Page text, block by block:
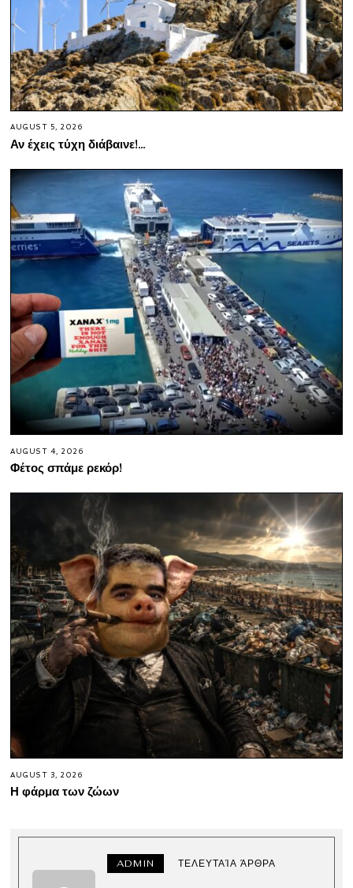
AUGUST 5, 2026
Αν έχεις τύχη διάβαινε!…
AUGUST 4, 2026
Φέτος σπάμε ρεκόρ!
AUGUST 3, 2026
Η φάρμα των ζώων
ADMIN ΤΕΛΕΥΤΑΊΑ ΆΡΘΡΑ